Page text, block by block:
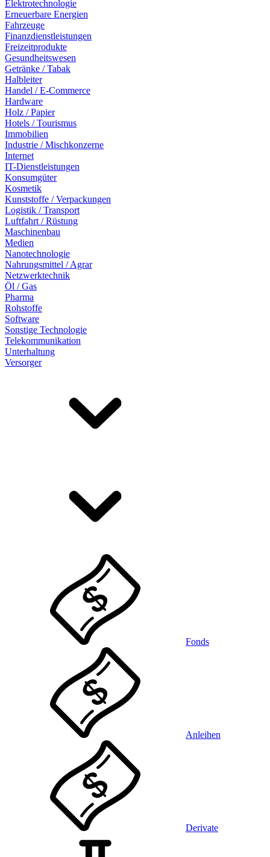
Elektrotechnologie
Erneuerbare Energien
Fahrzeuge
Finanzdienstleistungen
Freizeitprodukte
Gesundheitswesen
Getränke / Tabak
Halbleiter
Handel / E-Commerce
Hardware
Holz / Papier
Hotels / Tourismus
Immobilien
Industrie / Mischkonzerne
Internet
IT-Dienstleistungen
Konsumgüter
Kosmetik
Kunststoffe / Verpackungen
Logistik / Transport
Luftfahrt / Rüstung
Maschinenbau
Medien
Nanotechnologie
Nahrungsmittel / Agrar
Netzwerktechnik
Öl / Gas
Pharma
Rohstoffe
Software
Sonstige Technologie
Telekommunikation
Unterhaltung
Versorger
Fonds
Anleihen
Derivate